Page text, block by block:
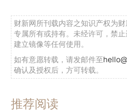
财新网所刊载内容之知识产权为
专属所有或持有。未经许可，禁
建立镜像等任何使用。
如有意愿转载，请发邮件至
确认及授权后，方可转载。
推荐阅读